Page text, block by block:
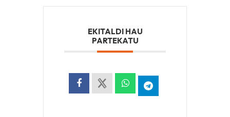
EKITALDI HAU
PARTEKATU